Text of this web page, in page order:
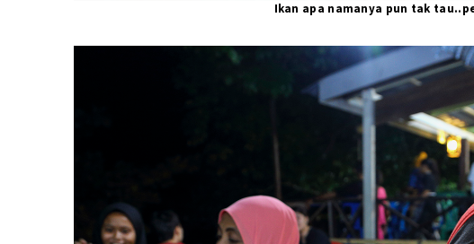
Ikan apa namanya pun tak